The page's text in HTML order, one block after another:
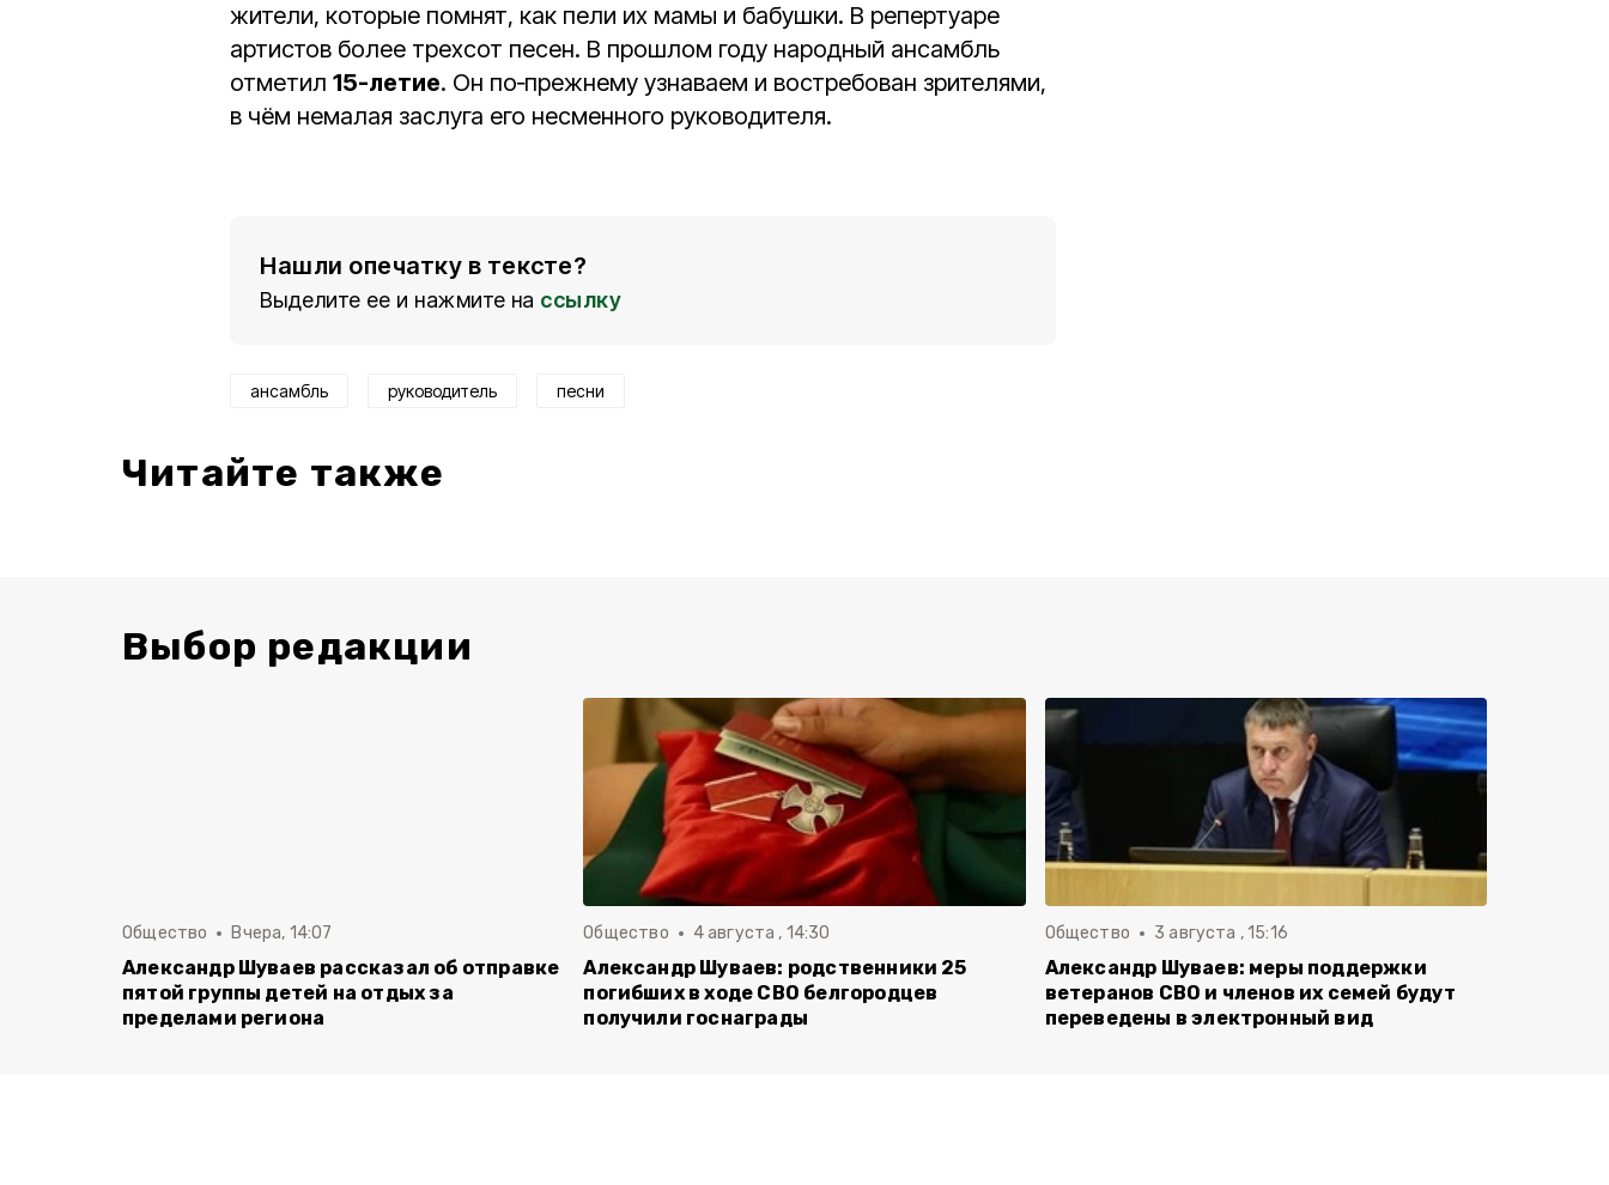
жители, которые помнят, как пели их мамы и бабушки. В репертуаре
артистов более трехсот песен. В прошлом году народный ансамбль
отметил 15-летие. Он по‑прежнему узнаваем и востребован зрителями,
в чём немалая заслуга его несменного руководителя.
Нашли опечатку в тексте?
Выделите ее и нажмите на ссылку
ансамбль руководитель песни
Читайте также
Выбор редакции
Общество Вчера, 14:07
Александр Шуваев рассказал об отправке
пятой группы детей на отдых за
пределами региона
Общество 4 августа , 14:30
Александр Шуваев: родственники 25
погибших в ходе СВО белгородцев
получили госнаграды
Общество 3 августа , 15:16
Александр Шуваев: меры поддержки
ветеранов СВО и членов их семей будут
переведены в электронный вид